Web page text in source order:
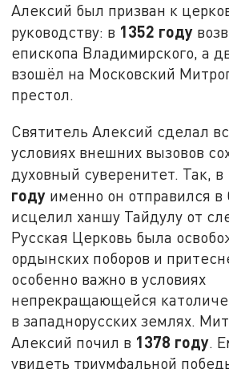
Алексий был призван к
руководству: в 1352 году
епископа Владимирского, а
взошёл на Московский
престол.
Святитель Алексий сделал
условиях внешних вызовов
духовный суверенитет. Так, в
году именно он отправился в
исцелил ханшу Тайдулу от
Русская Церковь была
ордынских поборов и
особенно важно в условиях
непрекращающейся
в западнорусских землях.
Алексий почил в 1378 году.
увидеть триумфальной